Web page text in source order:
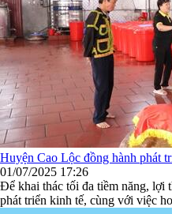
Huyện Cao Lộc đồng hành phát
01/07/2025 17:26
Để khai thác tối đa tiềm năng, lợi
phát triển kinh tế, cùng với việc